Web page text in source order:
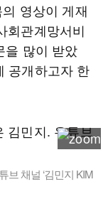
영상이 게재
회관계망서비
을 많이 받았
공개하고자 한
브 채널 ‘김민지 KIM